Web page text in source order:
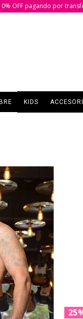
OFF pagando por
KIDS
25